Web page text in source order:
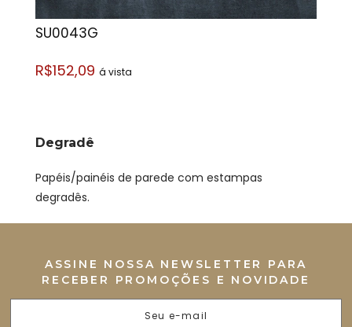
SU0043G
R$152,09 á vista
Degradê
Papéis/painéis de parede com estampas
degradês.
ASSINE NOSSA NEWSLETTER PARA
RECEBER PROMOÇÕES E NOVIDADE